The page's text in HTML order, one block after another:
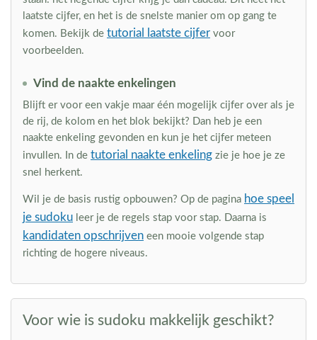
laatste cijfer, en het is de snelste manier om op gang te
komen. Bekijk de tutorial laatste cijfer voor
voorbeelden.
Vind de naakte enkelingen
Blijft er voor een vakje maar één mogelijk cijfer over als je
de rij, de kolom en het blok bekijkt? Dan heb je een
naakte enkeling gevonden en kun je het cijfer meteen
invullen. In de tutorial naakte enkeling zie je hoe je ze
snel herkent.
Wil je de basis rustig opbouwen? Op de pagina hoe speel
je sudoku leer je de regels stap voor stap. Daarna is
kandidaten opschrijven een mooie volgende stap
richting de hogere niveaus.
Voor wie is sudoku makkelijk geschikt?